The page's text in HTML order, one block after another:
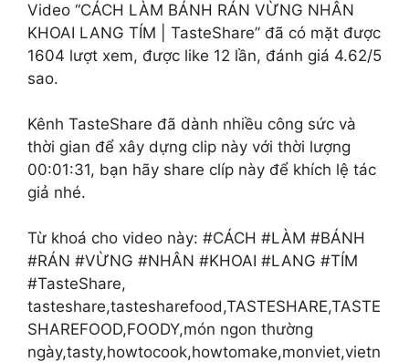
Video “CÁCH LÀM BÁNH RÁN VỪNG NHÂN
KHOAI LANG TÍM | TasteShare” đã có mặt được
1604 lượt xem, được like 12 lần, đánh giá 4.62/5
sao.
Kênh TasteShare đã dành nhiều công sức và
thời gian để xây dựng clip này với thời lượng
00:01:31, bạn hãy share clíp này để khích lệ tác
giả nhé.
Từ khoá cho video này: #CÁCH #LÀM #BÁNH
#RÁN #VỪNG #NHÂN #KHOAI #LANG #TÍM
#TasteShare,
tasteshare,tastesharefood,TASTESHARE,TASTE
SHAREFOOD,FOODY,món ngon thường
ngày,tasty,howtocook,howtomake,monviet,vietn